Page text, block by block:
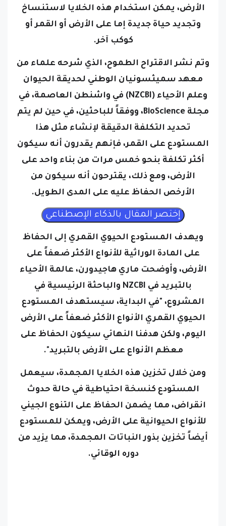
الأرض، يمكن استخدام هذه الخلايا لاستنساخ
وتجديد حياة جديدة إما على الأرض أو القمر أو
كوكب آخر.
وتم نشر الاقتراح الطموح، الذي شرحه علماء من
معهد سميثسونيان الوطني لحديقة الحيوان
وعلم الأحياء (NZCBI) في واشنطن العاصمة، في
مجلة BioScience، ووفقاً للباحثين، في حين لم يتم
تحديد التكلفة الدقيقة لإنشاء مثل هذا
المستودع على القمر، فإنهم يقدرون أنه سيكون
أكثر تكلفة بنحو خمس مرات من بناء واحد على
الأرض، ومع ذلك، يقترحون أنه سيكون من
الأرخص الحفاظ عليه على المدى الطويل.
ويهدف المستودع الحيوي القمري إلى الحفاظ
على المادة الوراثية للأنواع الأكثر ضعفاً على
الأرض، وأوضحت ماري هاجيدورن، عالمة الأحياء
بالتبريد في NZCBI والباحثة الرئيسية في
المشروع، "في البداية، سيستهدف المستودع
الحيوي القمري الأنواع الأكثر ضعفاً على الأرض
اليوم، ولكن هدفنا النهائي سيكون الحفاظ على
معظم الأنواع على الأرض بالتبريد".
ومن خلال تخزين هذه الخلايا المجمدة، سيعمل
المستودع كنسخة احتياطية في حالة حدوث
انقراض، مما يضمن الحفاظ على التنوع الجيني
للأنواع الحيوانية على الأرض، ويمكن للمستودع
أيضاً تخزين بذور النباتات المجمدة، مما يزيد من
دوره الوقائي.